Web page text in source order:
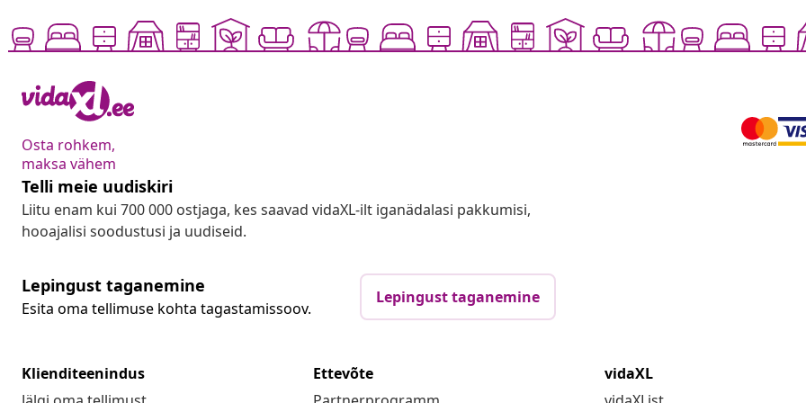
Osta rohkem,
maksa vähem
Telli meie uudiskiri
Liitu enam kui 700 000 ostjaga, kes saavad vidaXL-ilt iganädalasi pakkumisi,
hooajalisi soodustusi ja uudiseid.
Lepingust taganemine
Esita oma tellimuse kohta tagastamissoov.
Lepingust taganemine
Klienditeenindus
Ettevõte
vidaXL